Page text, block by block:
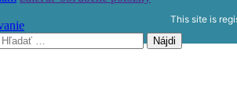
This site is